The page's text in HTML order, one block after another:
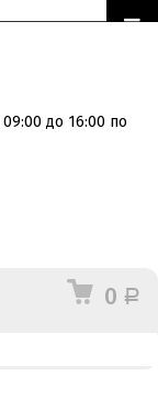
до 16:00 по
0 Р